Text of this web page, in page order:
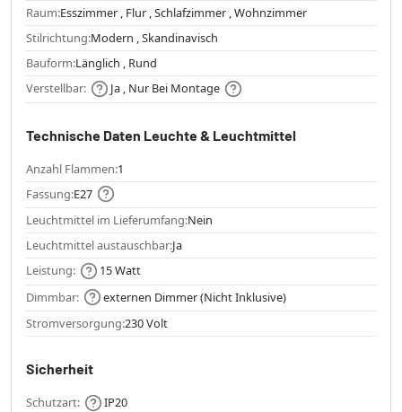
Raum:Esszimmer , Flur , Schlafzimmer , Wohnzimmer
Stilrichtung:Modern , Skandinavisch
Bauform:Länglich , Rund
Verstellbar:
Ja , Nur Bei Montage
Technische Daten Leuchte & Leuchtmittel
Anzahl Flammen:1
Fassung:E27
Leuchtmittel im Lieferumfang:Nein
Leuchtmittel austauschbar:Ja
Leistung:
15 Watt
Dimmbar:
externen Dimmer (Nicht Inklusive)
Stromversorgung:230 Volt
Sicherheit
Schutzart:
IP20